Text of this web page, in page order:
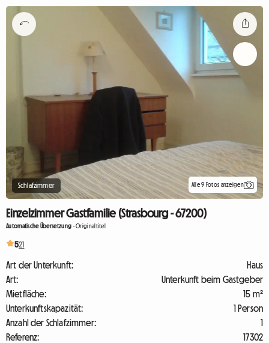
Schlafzimmer Alle 9 Fotos anzeigen
Einzelzimmer Gastfamilie (Strasbourg - 67200)
Automatische Übersetzung -Originaltitel
521
Art der Unterkunft:
Haus
Art:
Unterkunft beim Gastgeber
Mietfläche:
15 m²
Unterkunftskapazität:
1 Person
Anzahl der Schlafzimmer:
1
Referenz:
17302